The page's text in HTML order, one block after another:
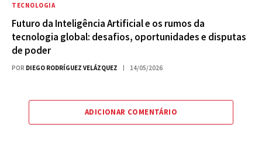
TECNOLOGIA
Futuro da Inteligência Artificial e os rumos da
tecnologia global: desafios, oportunidades e disputas
de poder
POR DIEGO RODRÍGUEZ VELÁZQUEZ 14/05/2026
ADICIONAR COMENTÁRIO